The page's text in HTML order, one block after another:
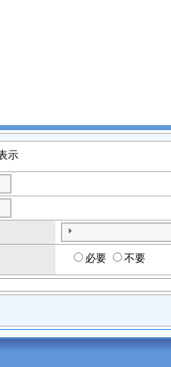
示
必要 不要